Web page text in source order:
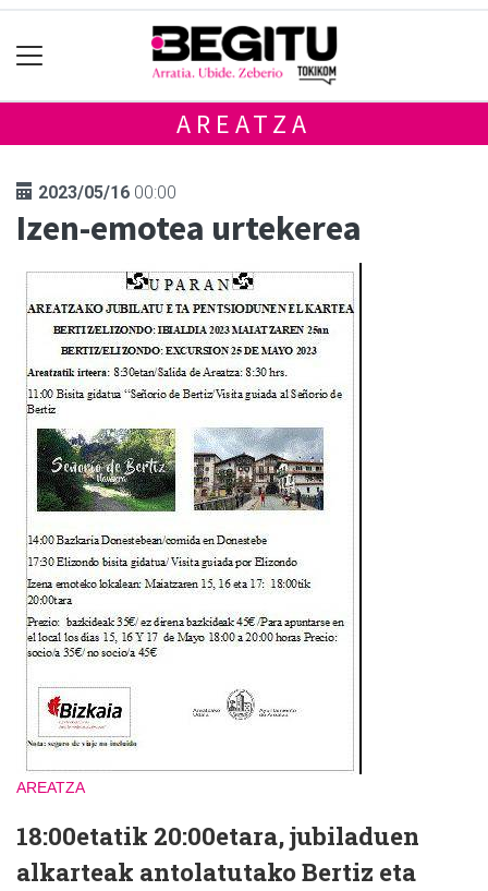
AREATZA
2023/05/16 00:00
Izen-emotea urtekerea
AREATZA
18:00etatik 20:00etara, jubiladuen
alkarteak antolatutako Bertiz eta